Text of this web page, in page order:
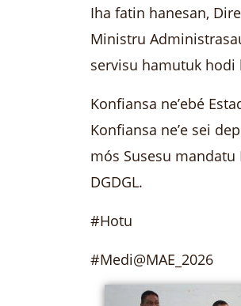
Iha fatin hanesan,
Ministru
servisu hamutuk
Konfiansa ne’ebé
Konfiansa ne’e sei
mós Susesu
DGDGL.
#Hotu
#Medi@MAE_2026